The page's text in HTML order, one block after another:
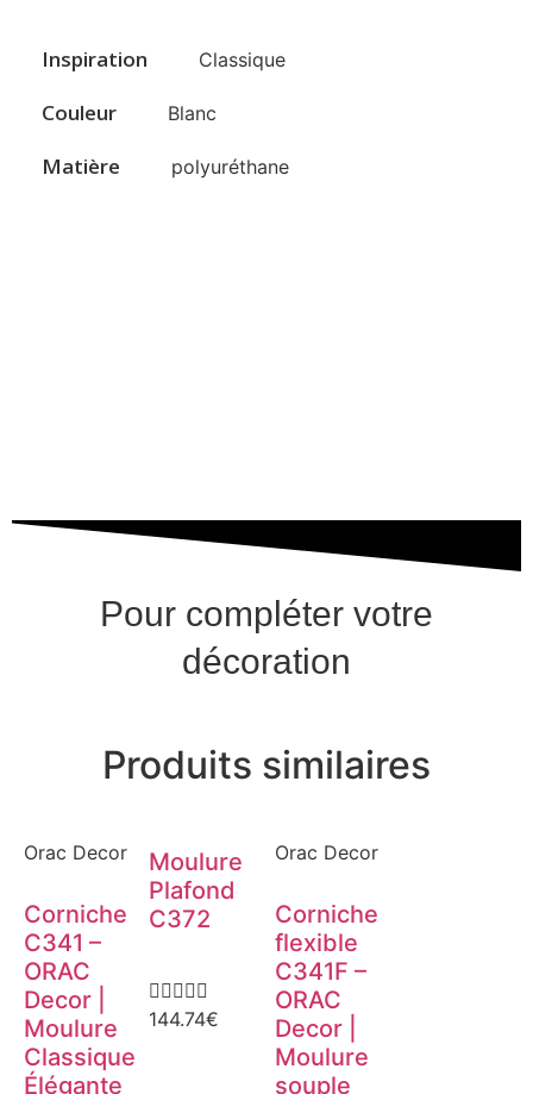
Inspiration Classique
Couleur Blanc
Matière polyuréthane
Pour compléter votre
décoration
Produits similaires
Orac Decor
Corniche
C341 –
ORAC
Decor |
Moulure
Classique
Élégante
Moulure
Plafond
C372

144.74€
Orac Decor
Corniche
flexible
C341F –
ORAC
Decor |
Moulure
souple